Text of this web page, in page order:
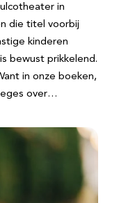
in
die titel voorbij
kinderen
bewust prikkelend.
in onze boeken,
over…